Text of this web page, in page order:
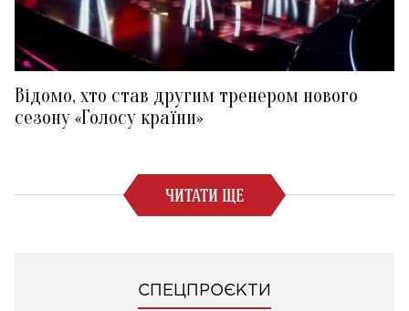
Відомо, хто став другим тренером нового
сезону «Голосу країни»
ЧИТАТИ ЩЕ
СПЕЦПРОЄКТИ